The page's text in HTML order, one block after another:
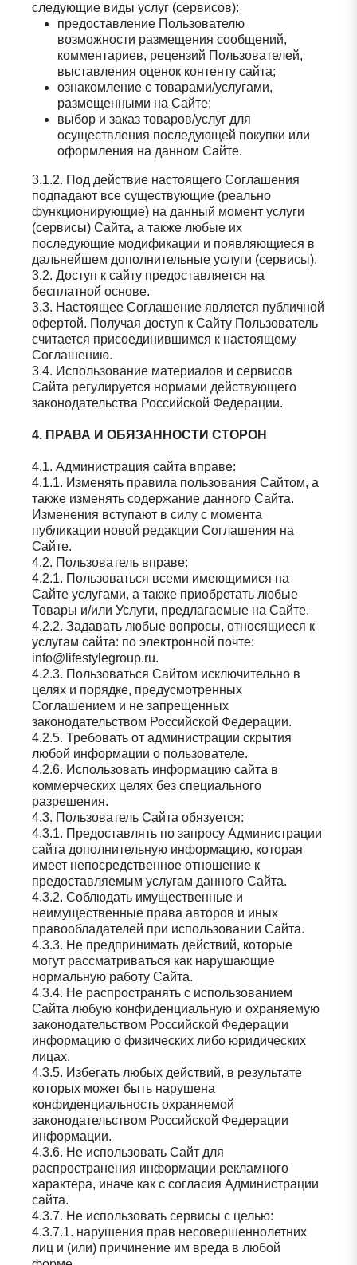
следующие виды услуг (сервисов):
предоставление Пользователю
возможности размещения сообщений,
комментариев, рецензий Пользователей,
выставления оценок контенту сайта;
ознакомление с товарами/услугами,
размещенными на Сайте;
выбор и заказ товаров/услуг для
осуществления последующей покупки или
оформления на данном Сайте.
3.1.2. Под действие настоящего Соглашения
подпадают все существующие (реально
функционирующие) на данный момент услуги
(сервисы) Сайта, а также любые их
последующие модификации и появляющиеся в
дальнейшем дополнительные услуги (сервисы).
3.2. Доступ к сайту предоставляется на
бесплатной основе.
3.3. Настоящее Соглашение является публичной
офертой. Получая доступ к Сайту Пользователь
считается присоединившимся к настоящему
Соглашению.
3.4. Использование материалов и сервисов
Сайта регулируется нормами действующего
законодательства Российской Федерации.
4. ПРАВА И ОБЯЗАННОСТИ СТОРОН
4.1. Администрация сайта вправе:
4.1.1. Изменять правила пользования Сайтом, а
также изменять содержание данного Сайта.
Изменения вступают в силу с момента
публикации новой редакции Соглашения на
Сайте.
4.2. Пользователь вправе:
4.2.1. Пользоваться всеми имеющимися на
Сайте услугами, а также приобретать любые
Товары и/или Услуги, предлагаемые на Сайте.
4.2.2. Задавать любые вопросы, относящиеся к
услугам сайта: по электронной почте:
info@lifestylegroup.ru.
4.2.3. Пользоваться Сайтом исключительно в
целях и порядке, предусмотренных
Соглашением и не запрещенных
законодательством Российской Федерации.
4.2.5. Требовать от администрации скрытия
любой информации о пользователе.
4.2.6. Использовать информацию сайта в
коммерческих целях без специального
разрешения.
4.3. Пользователь Сайта обязуется:
4.3.1. Предоставлять по запросу Администрации
сайта дополнительную информацию, которая
имеет непосредственное отношение к
предоставляемым услугам данного Сайта.
4.3.2. Соблюдать имущественные и
неимущественные права авторов и иных
правообладателей при использовании Сайта.
4.3.3. Не предпринимать действий, которые
могут рассматриваться как нарушающие
нормальную работу Сайта.
4.3.4. Не распространять с использованием
Сайта любую конфиденциальную и охраняемую
законодательством Российской Федерации
информацию о физических либо юридических
лицах.
4.3.5. Избегать любых действий, в результате
которых может быть нарушена
конфиденциальность охраняемой
законодательством Российской Федерации
информации.
4.3.6. Не использовать Сайт для
распространения информации рекламного
характера, иначе как с согласия Администрации
сайта.
4.3.7. Не использовать сервисы с целью:
4.3.7.1. нарушения прав несовершеннолетних
лиц и (или) причинение им вреда в любой